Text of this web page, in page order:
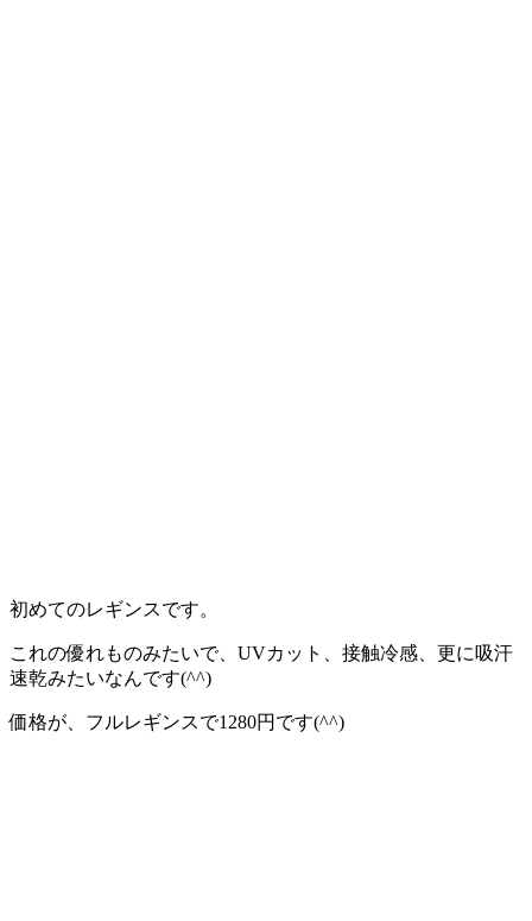
初めてのレギンスです。
これの優れものみたいで、UVカット、接触冷感、更に吸汗
速乾みたいなんです(^^)
価格が、フルレギンスで1280円です(^^)